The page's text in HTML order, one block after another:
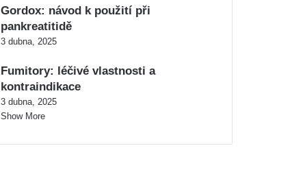
Gordox: návod k použití při
pankreatitidě
3 dubna, 2025
Fumitory: léčivé vlastnosti a
kontraindikace
3 dubna, 2025
Show More